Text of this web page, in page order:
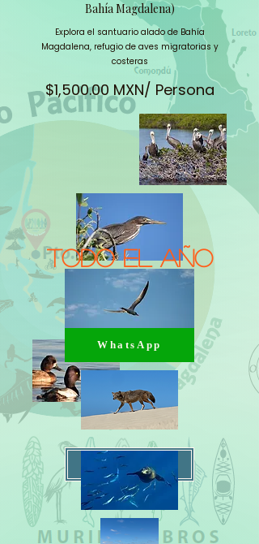
Bahía Magdalena)
Explora el santuario alado de Bahía
Magdalena, refugio de aves migratorias y
costeras
$1,500.00 MXN/ Persona
Leer mas
Todo El Año
WhatsApp